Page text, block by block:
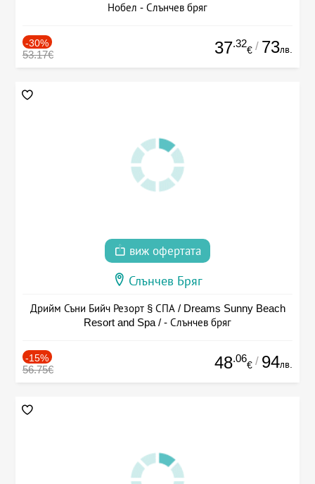
Нобел - Слънчев бряг
-30%
53.17€ 37.32
€ / 73лв.
виж офертата
Слънчев Бряг
Дрийм Съни Бийч Резорт § СПА / Dreams Sunny Beach
Resort and Spa / - Слънчев бряг
-15%
56.75€ 48.06
€ / 94лв.